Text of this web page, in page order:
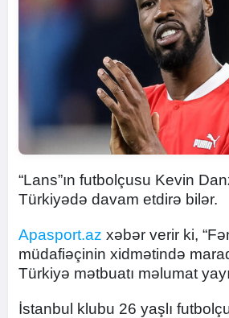
“Lans”ın futbolçusu Kevin
Türkiyədə davam etdirə bilər.
Apasport.az xəbər verir ki,
müdafiəçinin xidmətində
Türkiyə mətbuatı məlumat
İstanbul klubu 26 yaşlı